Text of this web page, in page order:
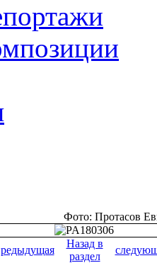
Фото: Протасов
Назад в
раздел